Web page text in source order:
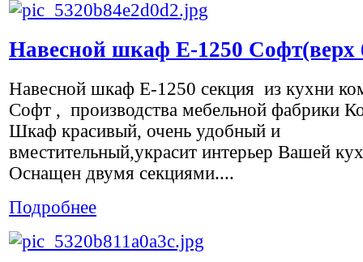
Навесной шкаф Е-1250 Софт(верх
Навесной шкаф Е-1250 секция из кухни
Софт , производства мебельной фабрики
Шкаф красивый, очень удобный и
вместительный,украсит интерьер Вашей
Оснащен двумя секциями....
Подробнее